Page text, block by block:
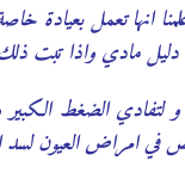
انها تعمل بعيادة
دليل مادي واذا تبت
لتفادي الضغط
في امراض العيون